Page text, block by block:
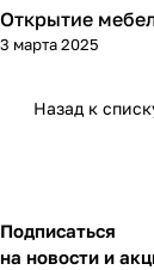
Открытие
3 марта 2025
Назад к
Подписаться
на новости и